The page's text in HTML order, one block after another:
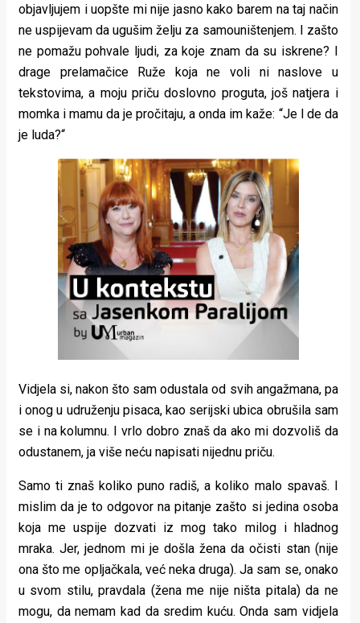
objavljujem i uopšte mi nije jasno kako barem na taj način
ne uspijevam da ugušim želju za samouništenjem. I zašto
ne pomažu pohvale ljudi, za koje znam da su iskrene? I
drage prelamačice Ruže koja ne voli ni naslove u
tekstovima, a moju priču doslovno proguta, još natjera i
momka i mamu da je pročitaju, a onda im kaže: “Je l de da
je luda?“
Vidjela si, nakon što sam odustala od svih angažmana, pa
i onog u udruženju pisaca, kao serijski ubica obrušila sam
se i na kolumnu. I vrlo dobro znaš da ako mi dozvoliš da
odustanem, ja više neću napisati nijednu priču.
Samo ti znaš koliko puno radiš, a koliko malo spavaš. I
mislim da je to odgovor na pitanje zašto si jedina osoba
koja me uspije dozvati iz mog tako milog i hladnog
mraka. Jer, jednom mi je došla žena da očisti stan (nije
ona što me opljačkala, već neka druga). Ja sam se, onako
u svom stilu, pravdala (žena me nije ništa pitala) da ne
mogu, da nemam kad da sredim kuću. Onda sam vidjela